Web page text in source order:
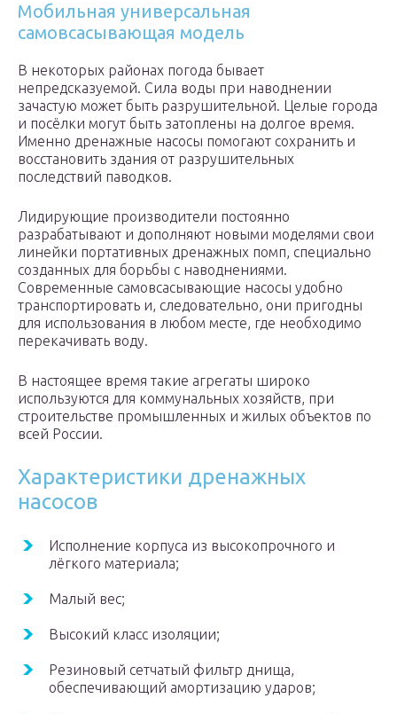
Мобильная универсальная
самовсасывающая модель
В некоторых районах погода бывает
непредсказуемой. Сила воды при наводнении
зачастую может быть разрушительной. Целые города
и посёлки могут быть затоплены на долгое время.
Именно дренажные насосы помогают сохранить и
восстановить здания от разрушительных
последствий паводков.
Лидирующие производители постоянно
разрабатывают и дополняют новыми моделями свои
линейки портативных дренажных помп, специально
созданных для борьбы с наводнениями.
Современные самовсасывающие насосы удобно
транспортировать и, следовательно, они пригодны
для использования в любом месте, где необходимо
перекачивать воду.
В настоящее время такие агрегаты широко
используются для коммунальных хозяйств, при
строительстве промышленных и жилых объектов по
всей России.
Характеристики дренажных
насосов
Исполнение корпуса из высокопрочного и
лёгкого материала;
Малый вес;
Высокий класс изоляции;
Резиновый сетчатый фильтр днища,
обеспечивающий амортизацию ударов;